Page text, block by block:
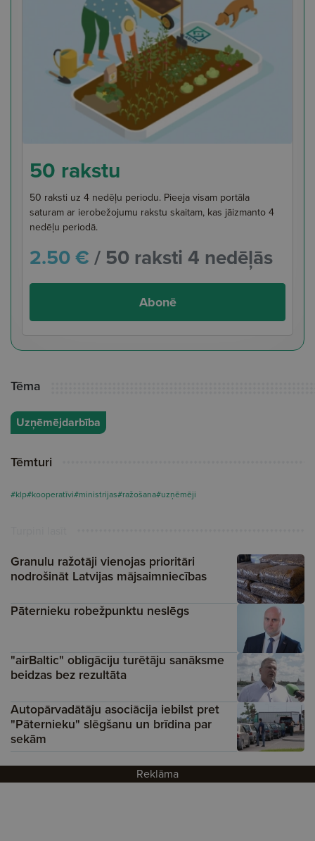
50 rakstu
50 raksti uz 4 nedēļu periodu. Pieeja visam portāla
saturam ar ierobežojumu rakstu skaitam, kas jāizmanto 4
nedēļu periodā.
2.50 €/ 50 raksti 4 nedēļās
Abonē
Tēma
Uzņēmējdarbība
Tēmturi
#klp#kooperatīvi#ministrijas#ražošana#uzņēmēji
Granulu ražotāji vienojas prioritāri
nodrošināt Latvijas mājsaimniecības
Pāternieku robežpunktu neslēgs
"airBaltic" obligāciju turētāju sanāksme
beidzas bez rezultāta
Autopārvadātāju asociācija iebilst pret
"Pāternieku" slēgšanu un brīdina par
sekām
Reklāma